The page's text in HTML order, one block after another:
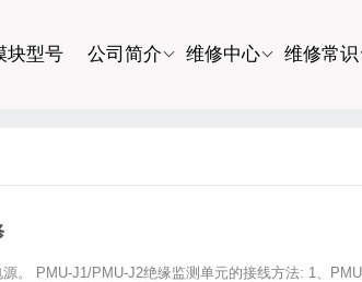
块型号 公司简介 维修中心 维修常识
。 PMU-J1/PMU-J2绝缘监测单元的接线方法: 1、